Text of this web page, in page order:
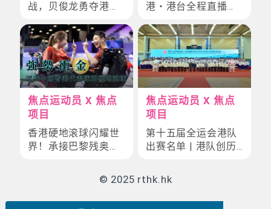
战，贝俊龙勇夺港队
港・港台全程直播】
路线、交通管制、火
炬手安排一文掌握！
焦点运动员 X 焦点
项目
香港硬地滚球闪耀世
界！承接巴黎残奥勇
战2025粤港澳残特奥
焦点运动员 X 焦点
项目
第十五届全运会港队
出赛名单 | 港队创历
© 2025 rthk.hk